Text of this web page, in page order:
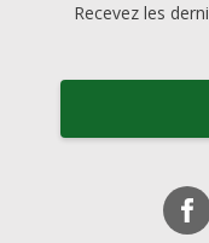
Recevez les